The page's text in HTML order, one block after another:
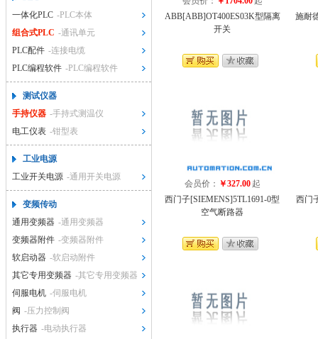
ABB[ABB]OT400ES03K型隔离
开关
施耐
会员价： ￥327.00 起
西门子[SIEMENS]5TL1691-0型
空气断路器
西门
一体化PLC -PLC本体
组合式PLC -通讯单元
PLC配件 -连接电缆
PLC编程软件 -PLC编程软件
测试仪器
手持仪器 -手持式测温仪
电工仪表 -钳型表
工业电源
工业开关电源 -通用开关电源
变频传动
通用变频器 -通用变频器
变频器附件 -变频器附件
软启动器 -软启动附件
其它专用变频器 -其它专用变频器
伺服电机 -伺服电机
阀 -压力控制阀
执行器 -电动执行器